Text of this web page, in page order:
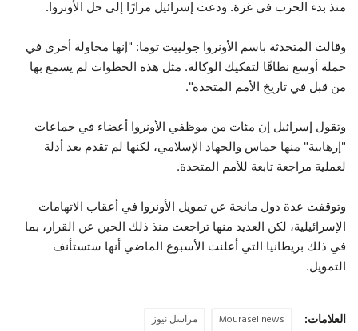
منذ بدء الحرب في غزة. ودعت إسرائيل مرارًا إلى حل الأونروا.
وقالت المتحدثة باسم الأونروا جولييت توما: "إنها محاولة أخرى في
حملة أوسع نطاقًا لتفكيك الوكالة. مثل هذه الخطوات لم يسمع بها
من قبل في تاريخ الأمم المتحدة".
وتقول إسرائيل إن مئات من موظفي الأونروا أعضاء في جماعات
"إرهابية" منها حماس والجهاد الإسلامي، لكنها لم تقدم بعد أدلة
لعملية مراجعة تابعة للأمم المتحدة.
وتوقفت عدة دول مانحة عن تمويل الأونروا في أعقاب الاتهامات
الإسرائيلية، لكن العديد منها تراجعت منذ ذلك الحين عن القرار، بما
في ذلك بريطانيا التي أعلنت الأسبوع الماضي أنها ستستأنف
التمويل.
العلامات: Mourasel news مراسل نيوز